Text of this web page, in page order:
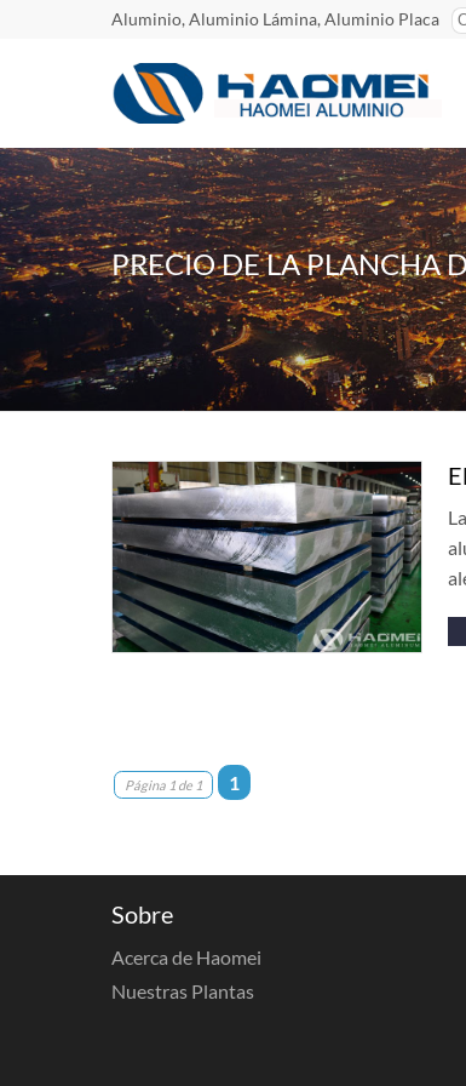
Aluminio, Aluminio Lámina, Aluminio Placa
PRECIO DE LA PLANCHA
Página 1 de 1 1
Sobre
Acerca de Haomei
Nuestras Plantas